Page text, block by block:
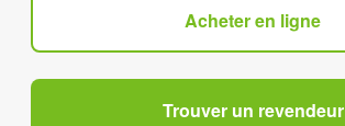
Acheter en ligne
Trouver un revendeur